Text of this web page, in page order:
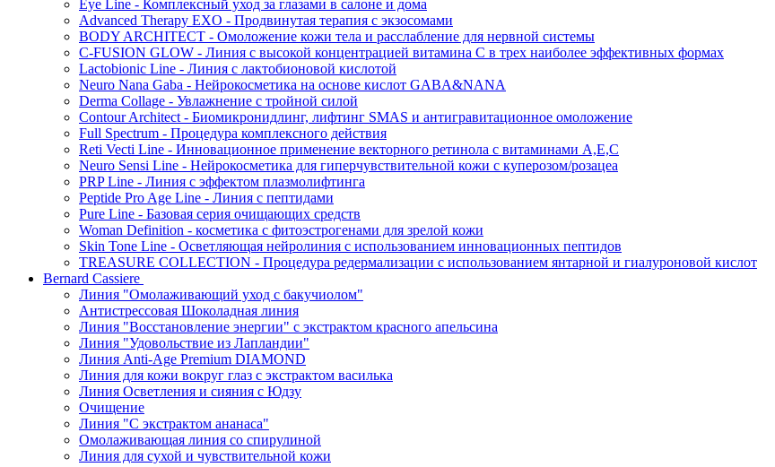
Eye Line - Комплексный уход за глазами в салоне и дома
Advanced Therapy EXO - Продвинутая терапия с экзосомами
BODY ARCHITECT - Омоложение кожи тела и расслабление для нервной системы
C-FUSION GLOW - Линия с высокой концентрацией витамина C в трех наиболее эффективных формах
Lactobionic Line - Линия с лактобионовой кислотой
Neuro Nana Gaba - Нейрокосметика на основе кислот GABA&NANA
Derma Collage - Увлажнение с тройной силой
Contour Architect - Биомикронидлинг, лифтинг SMAS и антигравитационное омоложение
Full Spectrum - Процедура комплексного действия
Reti Vecti Line - Инновационное применение векторного ретинола с витаминами A,Е,С
Neuro Sensi Line - Нейрокосметика для гиперчувствительной кожи с куперозом/розацеа
PRP Line - Линия с эффектом плазмолифтинга
Peptide Pro Age Line - Линия с пептидами
Pure Line - Базовая серия очищающих средств
Woman Definition - косметика с фитоэстрогенами для зрелой кожи
Skin Tone Line - Осветляющая нейролиния с использованием инновационных пептидов
TREASURE COLLECTION - Процедура редермализации с использованием янтарной и гиалуроновой кислот
Bernard Cassiere
Линия "Омолаживающий уход с бакучиолом"
Антистрессовая Шоколадная линия
Линия "Восстановление энергии" с экстрактом красного апельсина
Линия "Удовольствие из Лапландии"
Линия Anti-Age Premium DIAMOND
Линия для кожи вокруг глаз с экстрактом василька
Линия Осветления и сияния с Юдзу
Очищение
Линия "С экстрактом ананаса"
Омолаживающая линия со спирулиной
Линия для сухой и чувствительной кожи